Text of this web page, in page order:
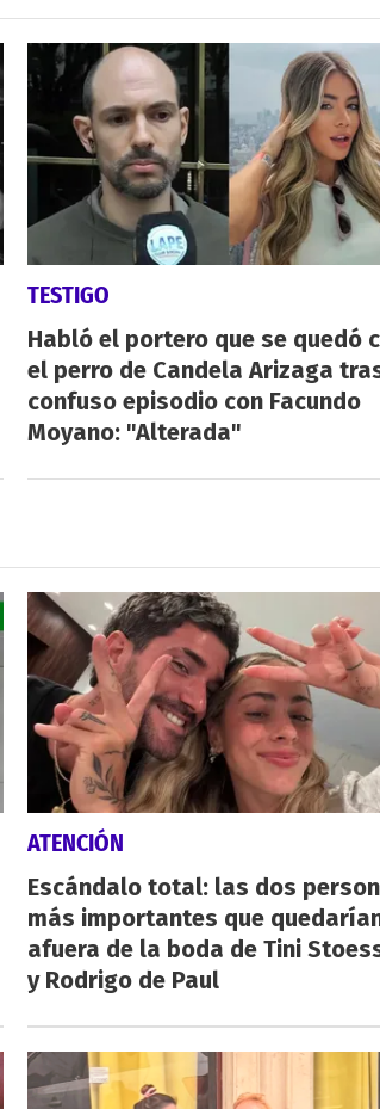
TESTIGO
Habló el portero que se quedó
el perro de Candela Arizaga
confuso episodio con Facundo
Moyano: "Alterada"
ATENCIÓN
Escándalo total: las dos
más importantes que
afuera de la boda de Tini
y Rodrigo de Paul